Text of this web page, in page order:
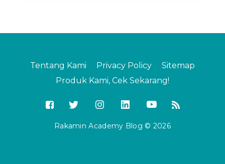
Tentang Kami Privacy Policy
Sitemap
Produk Kami, Cek Sekarang!
Rakamin Academy Blog © 2026